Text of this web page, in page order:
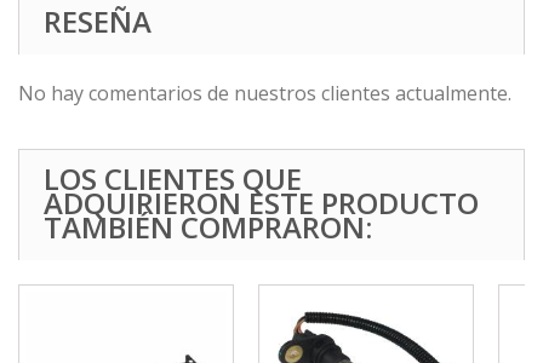
RESEÑA
No hay comentarios de nuestros clientes actualmente.
LOS CLIENTES QUE
ADQUIRIERON ESTE PRODUCTO
TAMBIÉN COMPRARON: